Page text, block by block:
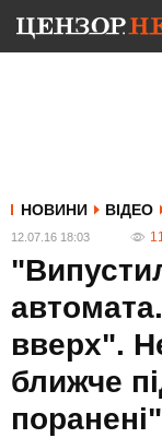
НОВИНИ ВІДЕО
12.07.16 18:03
вверх".
ближче